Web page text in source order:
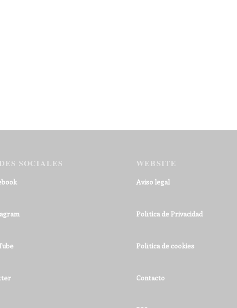
SOCIALES WEBSITE
Aviso legal
Política de Privacidad
Política de cookies
Contacto